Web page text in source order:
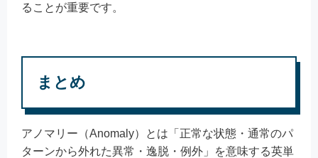
ることが重要です。
まとめ
アノマリー（Anomaly）とは「正常な状態・通常のパ
ターンから外れた異常・逸脱・例外」を意味する英単